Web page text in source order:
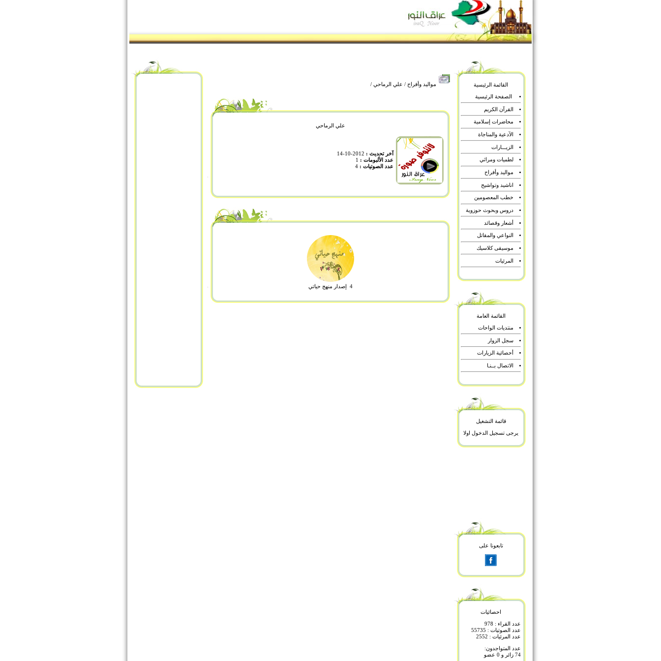
مواليد وأفراح / علي الرماحي /
علي الرماحي
آخر تحديث : 2012-10-14
عدد الألبومات : 1
عدد الصوتيات : 4
4 إصدار منهج حياتي
القائمة الرئيسية
الصفحة الرئيسية
القرآن الكريم
محاضرات إسلامية
الآدعية والمناجاة
الزيـــارات
لطميات ومراثي
مواليد وأفراح
اناشيد وتواشيح
خطب المعصومين
دروس وبحوث حوزوية
أشعار وقصائد
النواعي والمقاتل
موسيقى كلاسيك
المرئيات
القائمة العامة
منتديات الواحات
سجل الزوار
أحصائية الزيارات
الاتصال بــنـا
قائمة التشغيل
يرجى تسجيل الدخول اولا
تابعونا على
احصائيات
عدد القراء : 978
عدد الصوتيات : 55735
عدد المرئيات : 2552
عدد المتواجدون:
74 زائر و 0 عضو